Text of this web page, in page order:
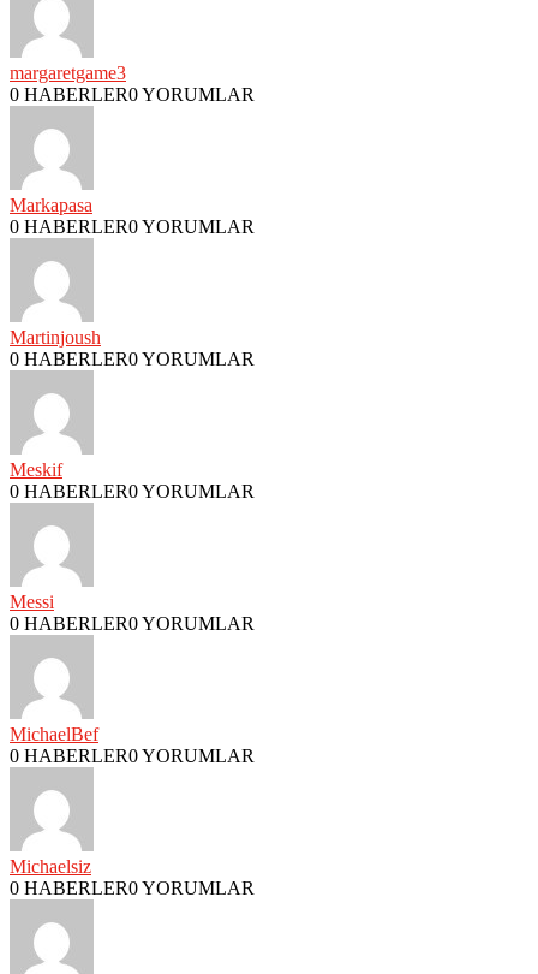
margaretgame3
0 HABERLER0 YORUMLAR
Markapasa
0 HABERLER0 YORUMLAR
Martinjoush
0 HABERLER0 YORUMLAR
Meskif
0 HABERLER0 YORUMLAR
Messi
0 HABERLER0 YORUMLAR
MichaelBef
0 HABERLER0 YORUMLAR
Michaelsiz
0 HABERLER0 YORUMLAR